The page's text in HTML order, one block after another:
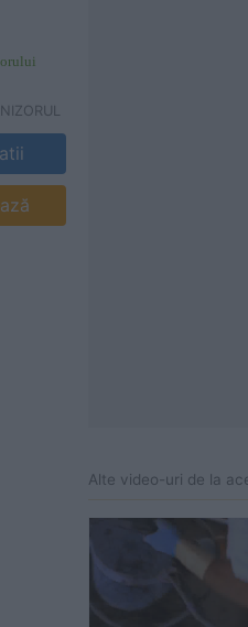
Alte video-uri de la